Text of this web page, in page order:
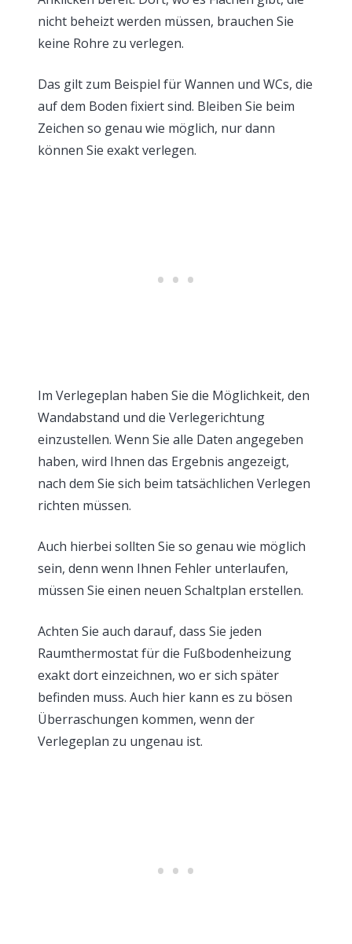
nicht beheizt werden müssen, brauchen Sie
keine Rohre zu verlegen.
Das gilt zum Beispiel für Wannen und WCs, die
auf dem Boden fixiert sind. Bleiben Sie beim
Zeichen so genau wie möglich, nur dann
können Sie exakt verlegen.
Im Verlegeplan haben Sie die Möglichkeit, den
Wandabstand und die Verlegerichtung
einzustellen. Wenn Sie alle Daten angegeben
haben, wird Ihnen das Ergebnis angezeigt,
nach dem Sie sich beim tatsächlichen Verlegen
richten müssen.
Auch hierbei sollten Sie so genau wie möglich
sein, denn wenn Ihnen Fehler unterlaufen,
müssen Sie einen neuen Schaltplan erstellen.
Achten Sie auch darauf, dass Sie jeden
Raumthermostat für die Fußbodenheizung
exakt dort einzeichnen, wo er sich später
befinden muss. Auch hier kann es zu bösen
Überraschungen kommen, wenn der
Verlegeplan zu ungenau ist.